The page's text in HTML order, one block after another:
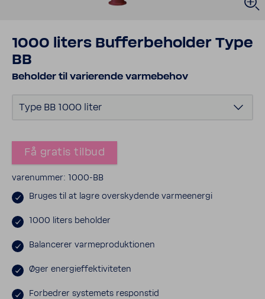
1000 liters Buffer­be­holder Type
BB
Beholder til vari­e­rende varme­behov
Type BB 1000 liter
Få gratis tilbud
vare­nummer: 1000-​BB
Bruges til at lagre over­sky­dende varme­e­nergi
1000 liters beholder
Balan­cerer varme­pro­duk­tionen
Øger ener­gi­ef­fek­ti­vi­teten
Forbedrer syste­mets respon­stid